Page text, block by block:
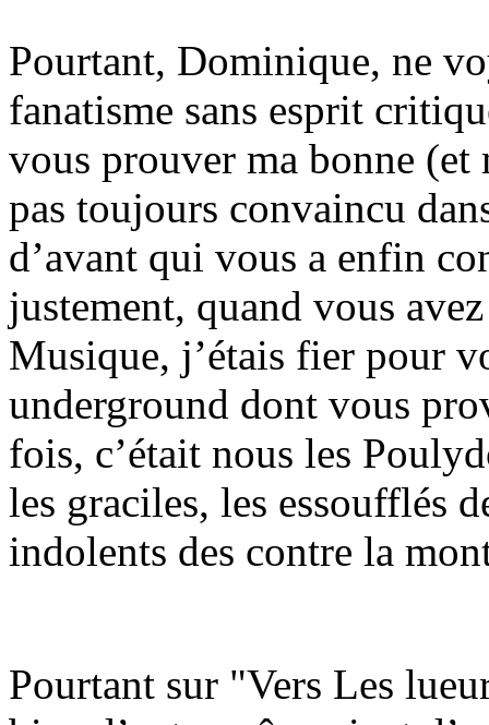
Pourtant, Dominique, ne
fanatisme sans esprit
vous prouver ma bonne (et
pas toujours convaincu
d’avant qui vous a enfin
justement, quand vous
Musique, j’étais fier pour
underground dont vous
fois, c’était nous les
les graciles, les essoufflés
indolents des contre la
Pourtant sur "Vers Les